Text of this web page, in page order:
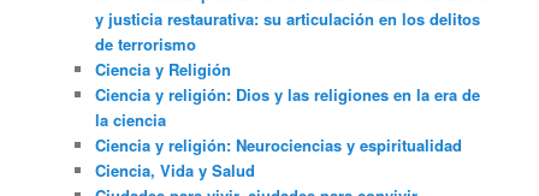
y justicia restaurativa: su articulación en los delitos
de terrorismo
Ciencia y Religión
Ciencia y religión: Dios y las religiones en la era de
la ciencia
Ciencia y religión: Neurociencias y espiritualidad
Ciencia, Vida y Salud